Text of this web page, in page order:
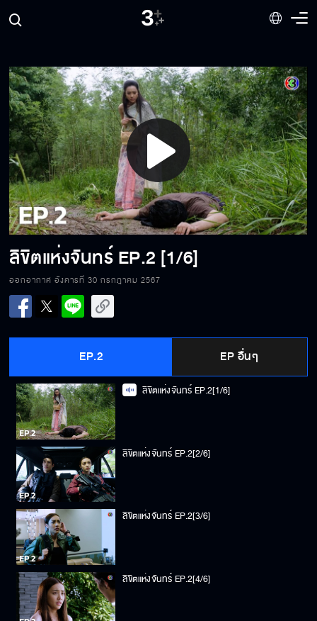
Play
Video
ลิขิตแห่งจันทร์EP.2 [1/6]
ออกอากาศ อังคารที่ 30 กรกฎาคม 2567
EP.2 EP อื่นๆ
ลิขิตแห่งจันทร์ EP.2[1/6]
ลิขิตแห่งจันทร์ EP.2[2/6]
ลิขิตแห่งจันทร์ EP.2[3/6]
ลิขิตแห่งจันทร์ EP.2[4/6]